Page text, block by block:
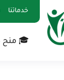
خدماتنا
🎓 منح